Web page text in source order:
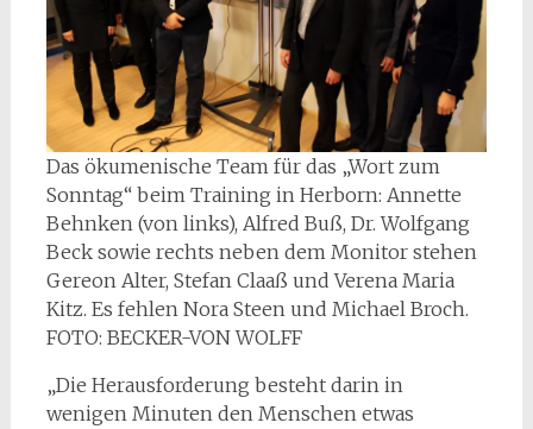
Das ökumenische Team für das „Wort zum
Sonntag“ beim Training in Herborn: Annette
Behnken (von links), Alfred Buß, Dr. Wolfgang
Beck sowie rechts neben dem Monitor stehen
Gereon Alter, Stefan Claaß und Verena Maria
Kitz. Es fehlen Nora Steen und Michael Broch.
FOTO: BECKER-VON WOLFF
„Die Herausforderung besteht darin in
wenigen Minuten den Menschen etwas